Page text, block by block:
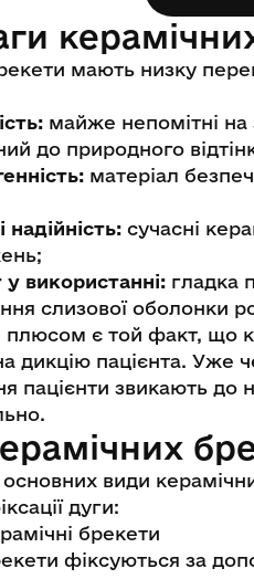
мають низку
майже непомітні на
до природного
матеріал
надійність: сучасні
використанні: гладка
слизової оболонки
плюсом є той факт, що
дикцію пацієнта. Уже
пацієнти звикають до
види
дуги:
брекети
фіксуються за